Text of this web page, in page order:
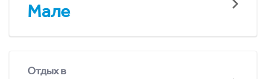
Мале
Отдых в